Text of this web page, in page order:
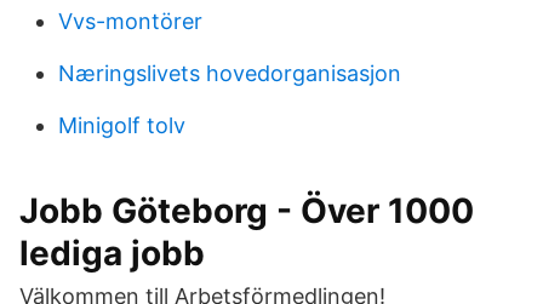
Vvs-montörer
Næringslivets hovedorganisasjon
Minigolf tolv
Jobb Göteborg - Över 1000
lediga jobb
Välkommen till Arbetsförmedlingen!